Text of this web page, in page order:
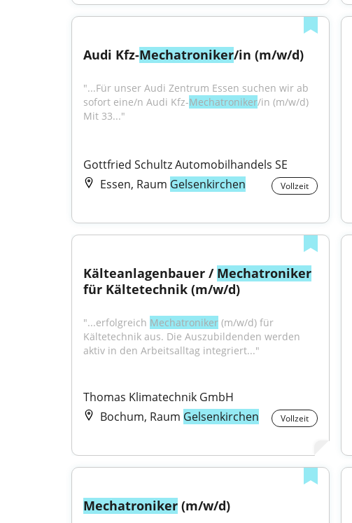
Audi Kfz-Mechatroniker/in (m/w/d)
"...Für unser Audi Zentrum Essen suchen wir ab
sofort eine/n Audi Kfz-Mechatroniker/in (m/w/d)
Mit 33..."
Gottfried Schultz Automobilhandels SE
Essen, Raum Gelsenkirchen Vollzeit
Kälteanlagenbauer / Mechatroniker
für Kältetechnik (m/w/d)
"...erfolgreich Mechatroniker (m/w/d) für
Kältetechnik aus. Die Auszubildenden werden
aktiv in den Arbeitsalltag integriert..."
Thomas Klimatechnik GmbH
Bochum, Raum Gelsenkirchen Vollzeit
Mechatroniker (m/w/d)